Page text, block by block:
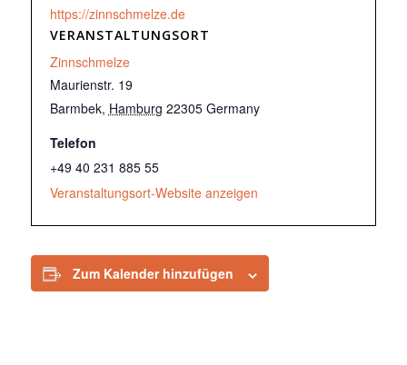
https://zinnschmelze.de
VERANSTALTUNGSORT
Zinnschmelze
Maurienstr. 19
Barmbek, Hamburg 22305 Germany
Telefon
+49 40 231 885 55
Veranstaltungsort-Website anzeigen
Zum Kalender hinzufügen